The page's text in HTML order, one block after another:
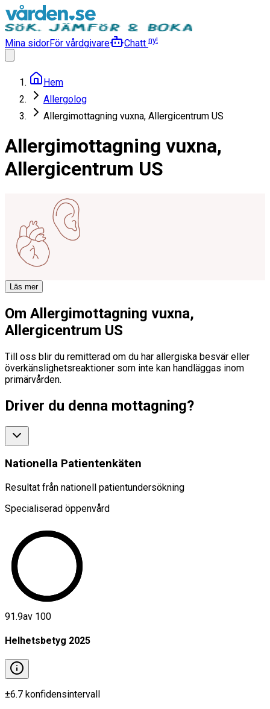
Mina sidorFör vårdgivare Chatt ny!
Hem
Allergolog
Allergimottagning vuxna, Allergicentrum US
Allergimottagning vuxna,
Allergicentrum US
Läs mer
Om Allergimottagning vuxna,
Allergicentrum US
Till oss blir du remitterad om du har allergiska besvär eller
överkänslighetsreaktioner som inte kan handläggas inom
primärvården.
Driver du denna mottagning?
Nationella Patientenkäten
Resultat från nationell patientundersökning
Specialiserad öppenvård
91.9av 100
Helhetsbetyg 2025
±6.7 konfidensintervall